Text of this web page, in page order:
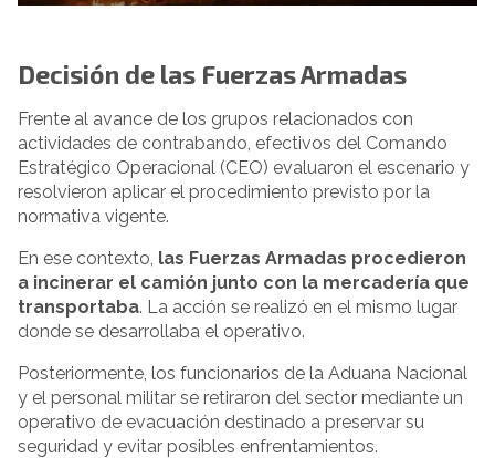
Decisión de las Fuerzas Armadas
Frente al avance de los grupos relacionados con
actividades de contrabando, efectivos del Comando
Estratégico Operacional (CEO) evaluaron el escenario y
resolvieron aplicar el procedimiento previsto por la
normativa vigente.
En ese contexto, las Fuerzas Armadas procedieron
a incinerar el camión junto con la mercadería que
transportaba. La acción se realizó en el mismo lugar
donde se desarrollaba el operativo.
Posteriormente, los funcionarios de la Aduana Nacional
y el personal militar se retiraron del sector mediante un
operativo de evacuación destinado a preservar su
seguridad y evitar posibles enfrentamientos.